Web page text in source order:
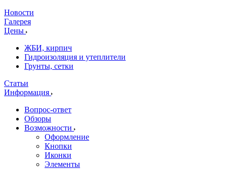
Новости
Галерея
Цены
ЖБИ, кирпич
Гидроизоляция и утеплители
Грунты, сетки
Статьи
Информация
Вопрос-ответ
Обзоры
Возможности
Оформление
Кнопки
Иконки
Элементы